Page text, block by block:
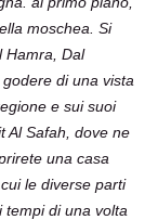
moschea. Si
Hamra, Dal
di una vista
e sui suoi
Al Safah, dove ne
una casa
le diverse parti
tempi di una volta